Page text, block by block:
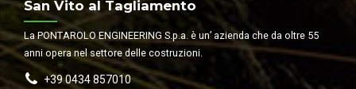
San Vito al Tagliamento
La PONTAROLO ENGINEERING S.p.a. è un’ azienda che da oltre 55
anni opera nel settore delle costruzioni.
+39 0434 857010